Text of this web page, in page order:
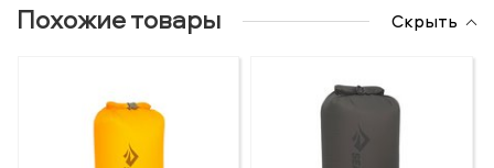
Похожие товары Скрыть